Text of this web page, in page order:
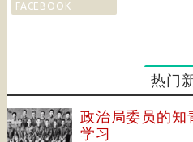
FACEBOOK
热门
政治局委员的知
学习